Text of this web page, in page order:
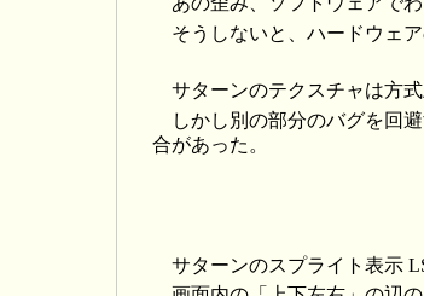
そうしないと、ハードウェ
サターンのテクスチャは方
しかし別の部分のバグを回
合があった。
サターンのスプライト表示